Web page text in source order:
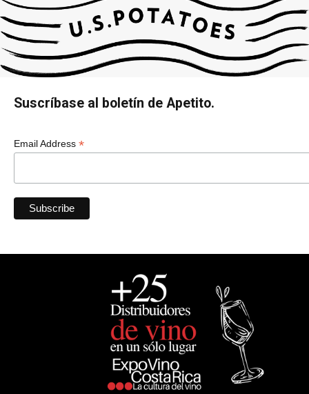
Suscríbase al boletín de Apetito.
Email Address *